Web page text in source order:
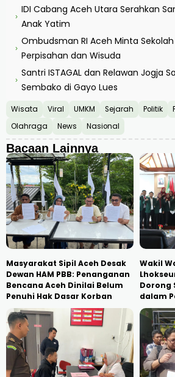
›
IDI Cabang Aceh Utara Serahkan
Anak Yatim
›
Ombudsman RI Aceh Minta
Perpisahan dan Wisuda
›
Santri ISTAGAL dan Relawan Jogja
Sembako di Gayo Lues
Wisata Viral UMKM Sejarah Politik
Olahraga
News Nasional
Bacaan Lainnya
Masyarakat Sipil Aceh Desak
Dewan HAM PBB: Penanganan
Bencana Aceh Dinilai Belum
Penuhi Hak Dasar Korban
Wakil
Dorong
dalam